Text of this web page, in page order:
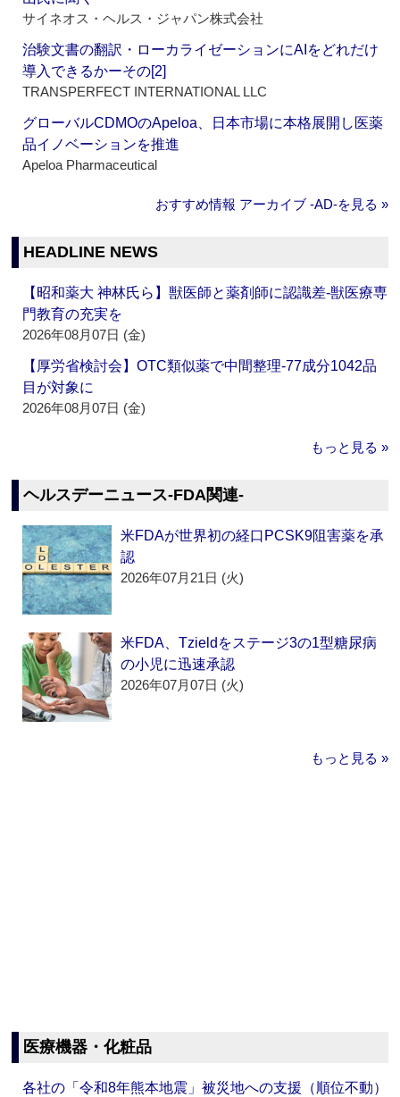
サイネオス・ヘルス・ジャパン株式会社
治験文書の翻訳・ローカライゼーションにAIをどれだけ
導入できるかーその[2]
TRANSPERFECT INTERNATIONAL LLC
グローバルCDMOのApeloa、日本市場に本格展開し医薬
品イノベーションを推進
Apeloa Pharmaceutical
おすすめ情報 アーカイブ ‐AD‐を見る »
HEADLINE NEWS
【昭和薬大 神林氏ら】獣医師と薬剤師に認識差‐獣医療専
門教育の充実を
2026年08月07日 (金)
【厚労省検討会】OTC類似薬で中間整理‐77成分1042品
目が対象に
2026年08月07日 (金)
もっと見る »
ヘルスデーニュース‐FDA関連‐
米FDAが世界初の経口PCSK9阻害薬を承
認
2026年07月21日 (火)
米FDA、Tzieldをステージ3の1型糖尿病
の小児に迅速承認
2026年07月07日 (火)
もっと見る »
医療機器・化粧品
各社の「令和8年熊本地震」被災地への支援（順位不動）